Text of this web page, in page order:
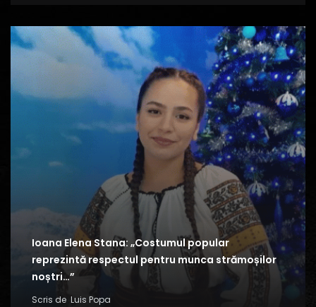
Ioana Elena Stana: „Costumul popular
reprezintă respectul pentru munca strămoșilor
noștri…”
Scris de Luis Popa